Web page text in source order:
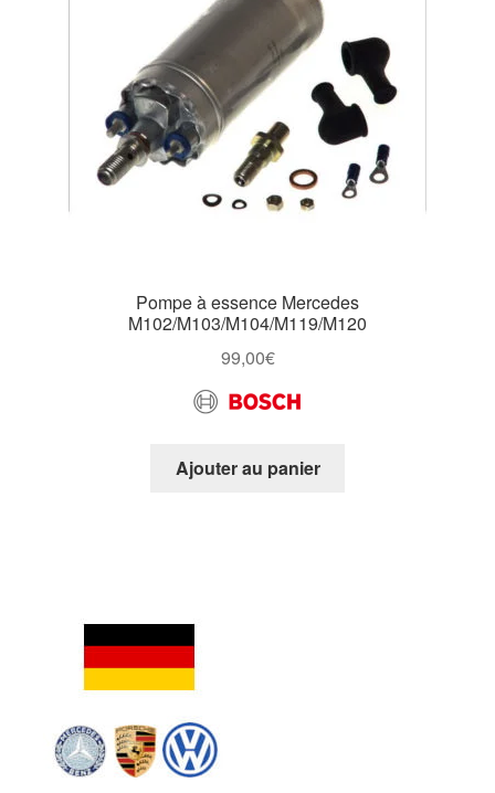
Pompe à essence Mercedes
M102/M103/M104/M119/M120
99,00€
Ajouter au panier